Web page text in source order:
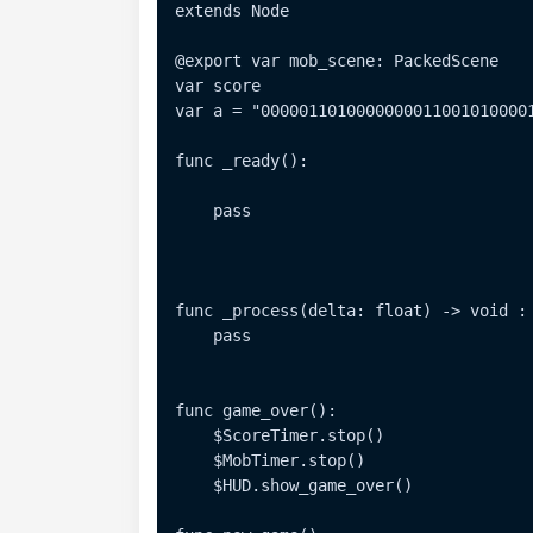
extends Node
@export var mob_scene: PackedScene
var score
var a =
func _ready():
    pass
func _process(delta: float) -> void :
    pass
func game_over():
    $ScoreTimer.stop()
    $MobTimer.stop()
    $HUD.show_game_over()